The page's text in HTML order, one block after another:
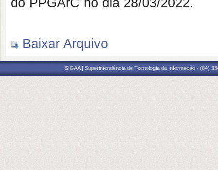
do PPGArC no dia 28/03/2022.
Baixar Arquivo
SIGAA | Superintendência de Tecnologia da Informação - (84)